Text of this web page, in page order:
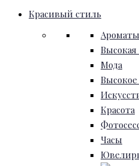
Красивый стиль
Ароматы
Высокая
Мода
Красота
Часы